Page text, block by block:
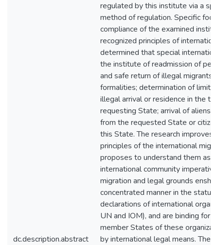
dc.description.abstract
regulated by this institute via a
method of regulation. Specific
compliance of the examined
recognized principles of
determined that special
the institute of readmission of
and safe return of illegal migrants;
formalities; determination of
illegal arrival or residence in the
requesting State; arrival of aliens
from the requested State or
this State. The research improves
principles of the international
proposes to understand them as
international community
migration and legal grounds
concentrated manner in the
declarations of international
UN and IOM), and are binding for
member States of these
by international legal means. The